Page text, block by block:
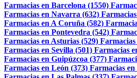
Farmacias en Barcelona (1550)
Farmacias en Navarra (632)
Farmacias en A Coruña (582)
Farmacias en Pontevedra (542)
Farmacias en Asturias (529)
Farmacias en Sevilla (501) Farmacias
Farmacias en Guipúzcoa (377)
Farmacias en León (373) Farmacias